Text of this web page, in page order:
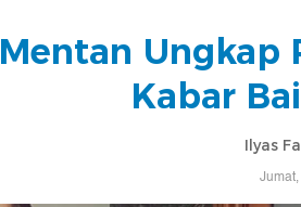
Mentan Ungkap
Kabar
Ilyas